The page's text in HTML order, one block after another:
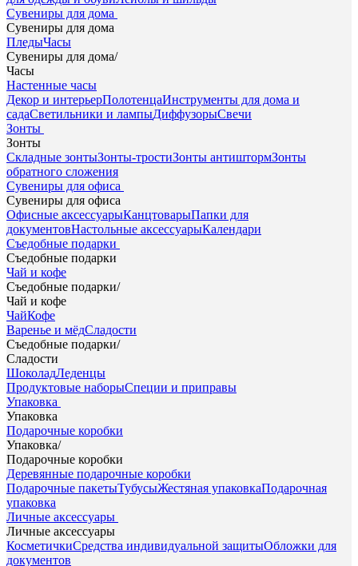
Сувениры для дома
Сувениры для дома
ПледыЧасы
Сувениры для дома/
Часы
Настенные часы
Декор и интерьерПолотенцаИнструменты для дома и
садаСветильники и лампыДиффузорыСвечи
Зонты
Зонты
Складные зонтыЗонты-тростиЗонты антиштормЗонты
обратного сложения
Сувениры для офиса
Сувениры для офиса
Офисные аксессуарыКанцтоварыПапки для
документовНастольные аксессуарыКалендари
Съедобные подарки
Съедобные подарки
Чай и кофе
Съедобные подарки/
Чай и кофе
ЧайКофе
Варенье и мёдСладости
Съедобные подарки/
Сладости
ШоколадЛеденцы
Продуктовые наборыСпеции и приправы
Упаковка
Упаковка
Подарочные коробки
Упаковка/
Подарочные коробки
Деревянные подарочные коробки
Подарочные пакетыТубусыЖестяная упаковкаПодарочная
упаковка
Личные аксессуары
Личные аксессуары
КосметичкиСредства индивидуальной защитыОбложки для
документов